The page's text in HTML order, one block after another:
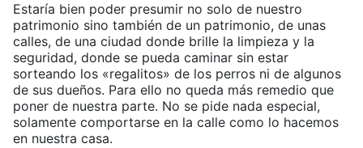
Estaría bien poder presumir no solo de nuestro
patrimonio sino también de un patrimonio, de unas
calles, de una ciudad donde brille la limpieza y la
seguridad, donde se pueda caminar sin estar
sorteando los «regalitos» de los perros ni de algunos
de sus dueños. Para ello no queda más remedio que
poner de nuestra parte. No se pide nada especial,
solamente comportarse en la calle como lo hacemos
en nuestra casa.